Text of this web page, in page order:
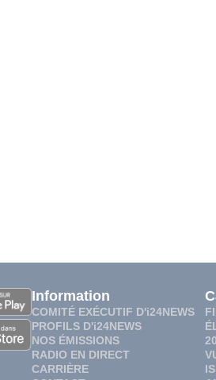
Information
COMITÉ EXÉCUTIF D'i24NEWS
PROFILS D'i24NEWS
NOS ÉMISSIONS
RADIO EN DIRECT
CARRIÈRE